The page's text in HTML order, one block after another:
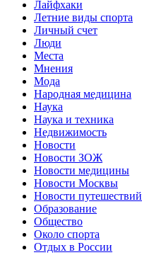
Лайфхаки
Летние виды спорта
Личный счет
Люди
Места
Мнения
Мода
Народная медицина
Наука
Наука и техника
Недвижимость
Новости
Новости ЗОЖ
Новости медицины
Новости Москвы
Новости путешествий
Образование
Общество
Около спорта
Отдых в России